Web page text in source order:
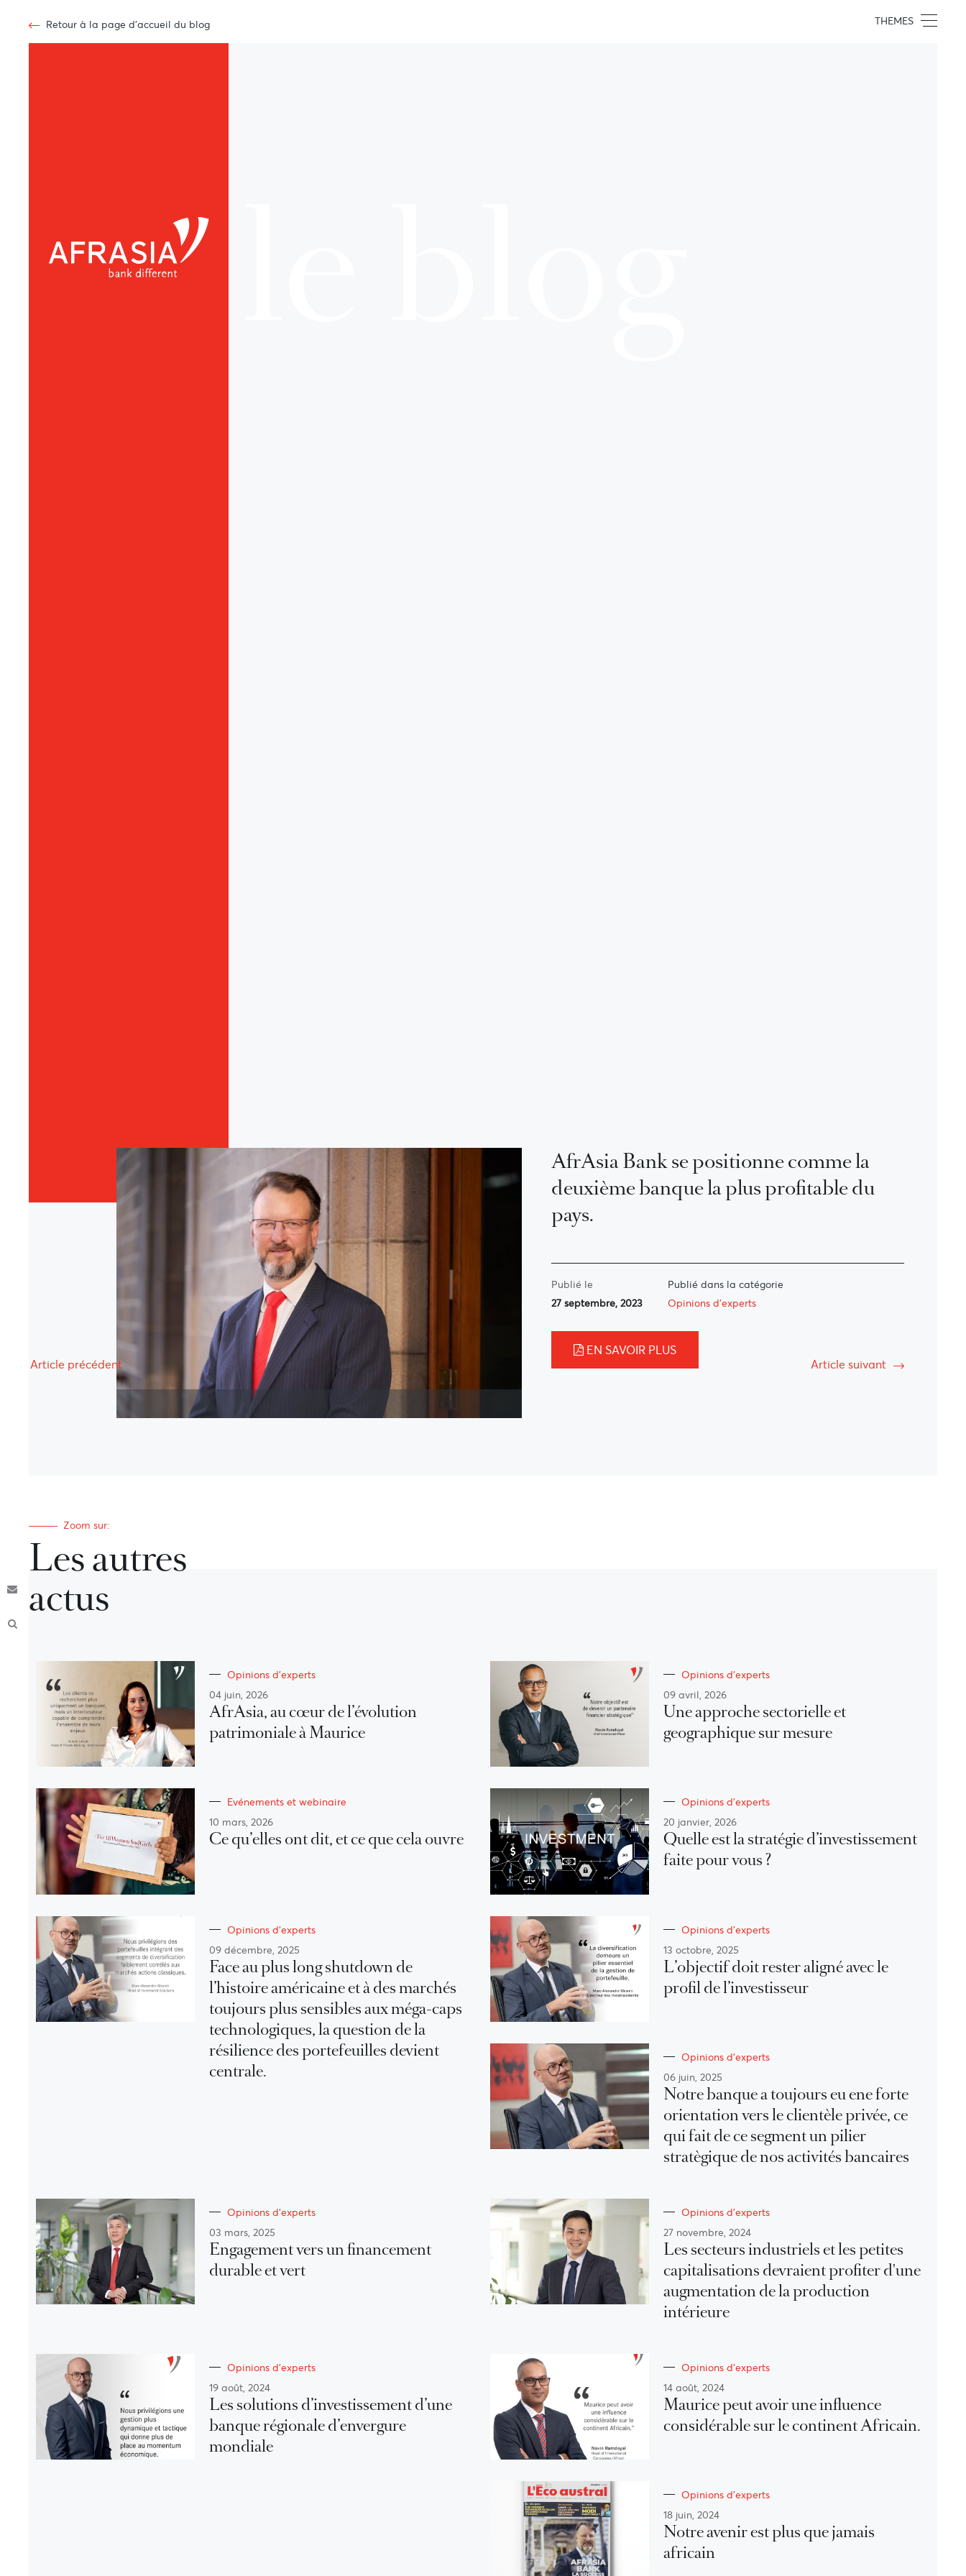
Retour à la page d'accueil du blog THEMES
AfrAsia Bank se positionne comme la
deuxième banque la plus profitable du
pays.
Publié le
27 septembre, 2023
Publié dans la catégorie
Opinions d'experts
EN SAVOIR PLUS
Article précédent
Article suivant
Zoom sur:
Les autres
actus
Opinions d'experts
04 juin, 2026
AfrAsia, au cœur de l’évolution
patrimoniale à Maurice
Opinions d'experts
09 avril, 2026
Une approche sectorielle et
geographique sur mesure
Evénements et webinaire
10 mars, 2026
Ce qu’elles ont dit, et ce que cela ouvre
Opinions d'experts
20 janvier, 2026
Quelle est la stratégie d’investissement
faite pour vous ?
Opinions d'experts
09 décembre, 2025
Face au plus long shutdown de
l’histoire américaine et à des marchés
toujours plus sensibles aux méga-caps
technologiques, la question de la
résilience des portefeuilles devient
centrale.
Opinions d'experts
13 octobre, 2025
L’objectif doit rester aligné avec le
profil de l’investisseur
Opinions d'experts
06 juin, 2025
Notre banque a toujours eu ene forte
orientation vers le clientèle privée, ce
qui fait de ce segment un pilier
stratègique de nos activités bancaires
Opinions d'experts
03 mars, 2025
Engagement vers un financement
durable et vert
Opinions d'experts
27 novembre, 2024
Les secteurs industriels et les petites
capitalisations devraient profiter d'une
augmentation de la production
intérieure
Opinions d'experts
19 août, 2024
Les solutions d’investissement d’une
banque régionale d’envergure
mondiale
Opinions d'experts
14 août, 2024
Maurice peut avoir une influence
considérable sur le continent Africain.
Opinions d'experts
18 juin, 2024
Notre avenir est plus que jamais
africain